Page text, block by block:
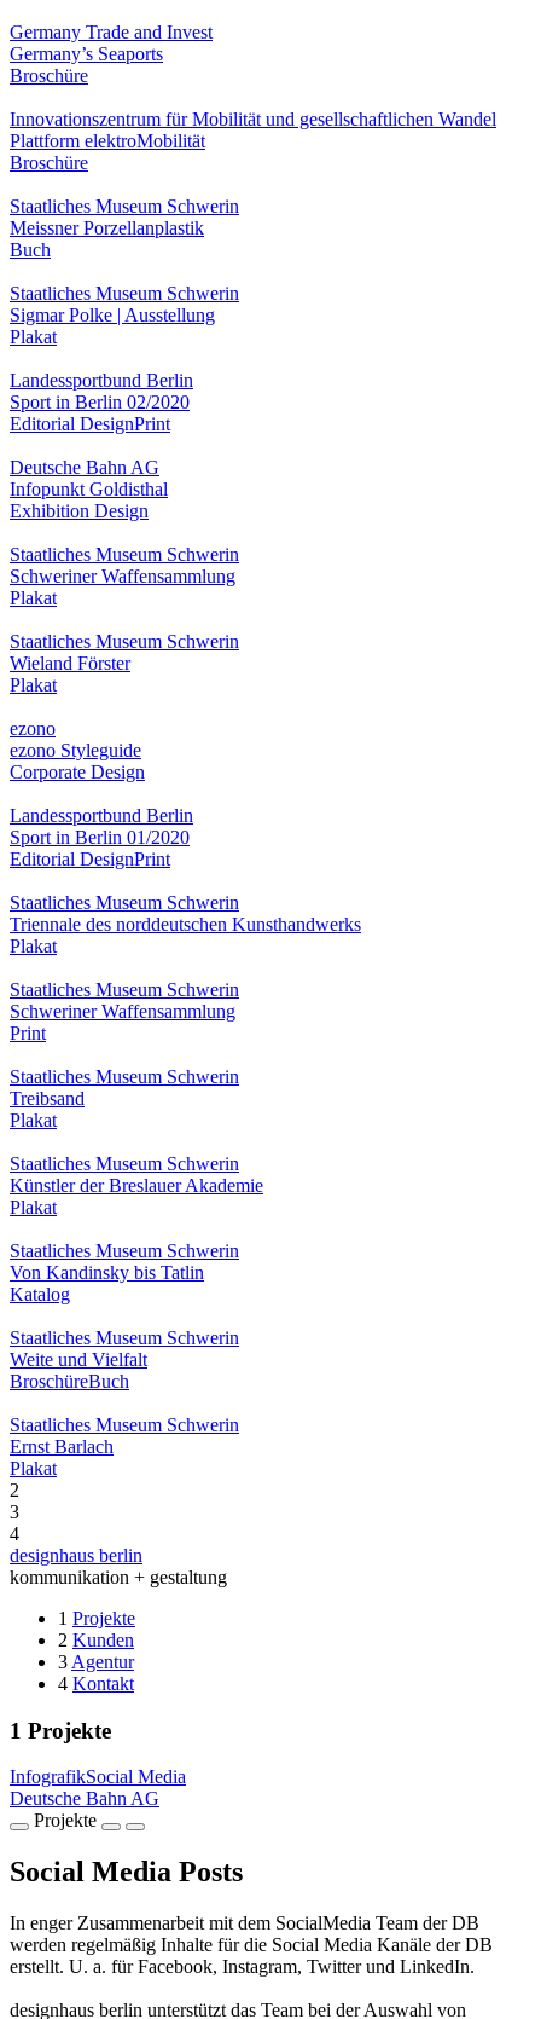
Germany Trade and Invest
Germany’s Seaports
Broschüre
Innovationszentrum für Mobilität und gesellschaftlichen Wandel
Plattform elektroMobilität
Broschüre
Staatliches Museum Schwerin
Meissner Porzellanplastik
Buch
Staatliches Museum Schwerin
Sigmar Polke | Ausstellung
Plakat
Landessportbund Berlin
Sport in Berlin 02/2020
Editorial DesignPrint
Deutsche Bahn AG
Infopunkt Goldisthal
Exhibition Design
Staatliches Museum Schwerin
Schweriner Waffensammlung
Plakat
Staatliches Museum Schwerin
Wieland Förster
Plakat
ezono
ezono Styleguide
Corporate Design
Landessportbund Berlin
Sport in Berlin 01/2020
Editorial DesignPrint
Staatliches Museum Schwerin
Triennale des norddeutschen Kunsthandwerks
Plakat
Staatliches Museum Schwerin
Schweriner Waffensammlung
Print
Staatliches Museum Schwerin
Treibsand
Plakat
Staatliches Museum Schwerin
Künstler der Breslauer Akademie
Plakat
Staatliches Museum Schwerin
Von Kandinsky bis Tatlin
Katalog
Staatliches Museum Schwerin
Weite und Vielfalt
BroschüreBuch
Staatliches Museum Schwerin
Ernst Barlach
Plakat
2
3
4
designhaus berlin
kommunikation + gestaltung
1 Projekte
2 Kunden
3 Agentur
4 Kontakt
1 Projekte
InfografikSocial Media
Deutsche Bahn AG
Projekte
Social Media Posts
In enger Zusammenarbeit mit dem SocialMedia Team der DB
werden regelmäßig Inhalte für die Social Media Kanäle der DB
erstellt. U. a. für Facebook, Instagram, Twitter und LinkedIn.
designhaus berlin unterstützt das Team bei der Auswahl von